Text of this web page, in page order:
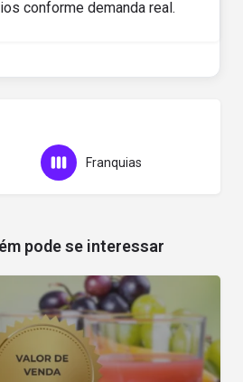
conforme demanda real.
Franquias
pode se interessar